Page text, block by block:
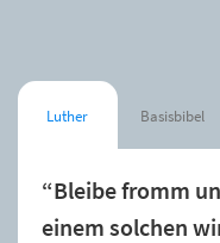
Luther Basisbibel
“Bleibe fromm
einem solchen